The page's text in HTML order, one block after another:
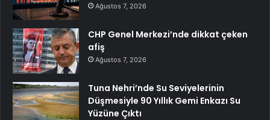
Ağustos 7, 2026
CHP Genel Merkezi’nde dikkat çeken
afiş
Ağustos 7, 2026
Tuna Nehri’nde Su Seviyelerinin
Düşmesiyle 90 Yıllık Gemi Enkazı Su
Yüzüne Çıktı